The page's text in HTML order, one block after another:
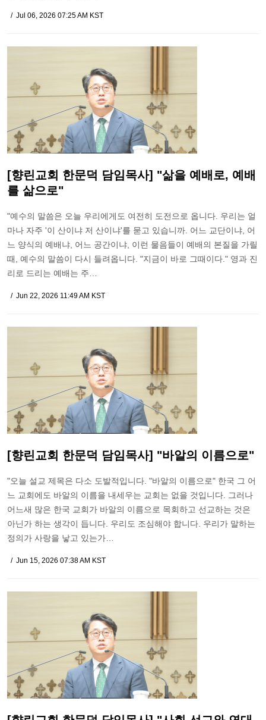
Jul 06, 2026 07:25 AM KST
[향린교회 한문덕 담임목사] "삶을 예배로, 예배
를 삶으로"
"예수의 말씀은 오늘 우리에게도 여전히 도전으로 옵니다. 우리는 얼
마나 자주 '이 산이냐 저 산이냐'를 묻고 있습니까. 어느 교단이냐, 어
느 양식의 예배냐, 어느 공간이냐, 이런 물음들이 예배의 본질을 가릴
때, 예수의 말씀이 다시 들려옵니다. "지금이 바로 그때이다." 영과 진
리로 드리는 예배는 주…
Jun 22, 2026 11:49 AM KST
[향린교회 한문덕 담임목사] "바알의 이름으로"
"오늘 설교 제목은 다소 도발적입니다. "바알의 이름으로" 한국 그 어
느 교회에도 바알의 이름을 내세우는 교회는 없을 것입니다. 그러나
어느새 많은 한국 교회가 바알의 이름으로 목회하고 선교하는 것은
아닌가 하는 생각이 듭니다. 우리도 조심해야 합니다. 우리가 말하는
정의가 사랑을 낳고 있는가…
Jun 15, 2026 07:38 AM KST